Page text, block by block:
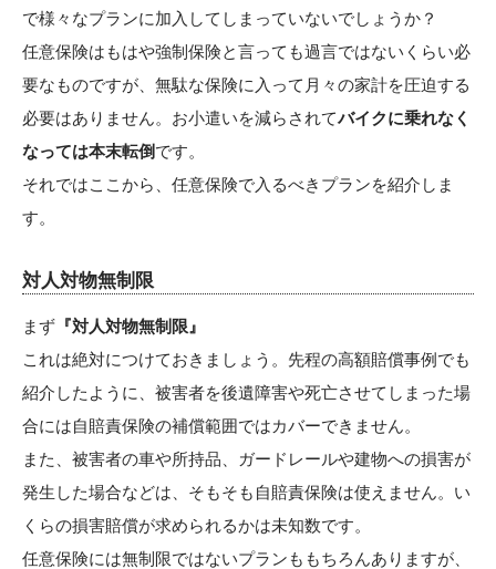
で様々なプランに加入してしまっていないでしょうか？
任意保険はもはや強制保険と言っても過言ではないくらい必
要なものですが、無駄な保険に入って月々の家計を圧迫する
必要はありません。お小遣いを減らされてバイクに乗れなく
なっては本末転倒です。
それではここから、任意保険で入るべきプランを紹介しま
す。
対人対物無制限
まず 『対人対物無制限』
これは絶対につけておきましょう。先程の高額賠償事例でも
紹介したように、被害者を後遺障害や死亡させてしまった場
合には自賠責保険の補償範囲ではカバーできません。
また、被害者の車や所持品、ガードレールや建物への損害が
発生した場合などは、そもそも自賠責保険は使えません。い
くらの損害賠償が求められるかは未知数です。
任意保険には無制限ではないプランももちろんありますが、